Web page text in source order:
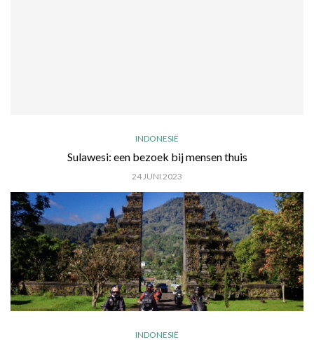
INDONESIË
Sulawesi: een bezoek bij mensen thuis
24 JUNI 2023
INDONESIË